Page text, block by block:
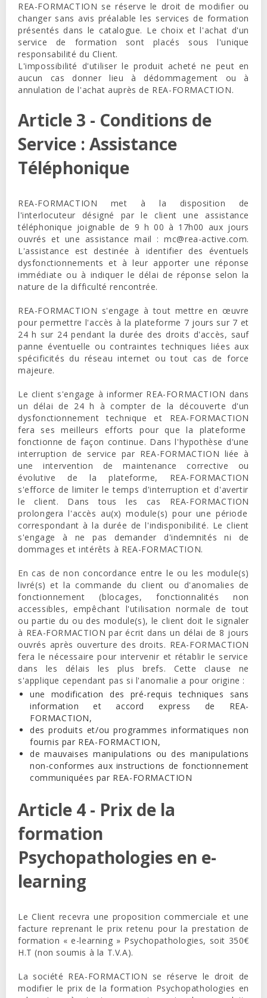
REA-FORMACTION se réserve le droit de modifier ou
changer sans avis préalable les services de formation
présentés dans le catalogue. Le choix et l'achat d'un
service de formation sont placés sous l'unique
responsabilité du Client.
L'impossibilité d'utiliser le produit acheté ne peut en
aucun cas donner lieu à dédommagement ou à
annulation de l'achat auprès de REA-FORMACTION.
Article 3 - Conditions de
Service : Assistance
Téléphonique
REA-FORMACTION met à la disposition de
l'interlocuteur désigné par le client une assistance
téléphonique joignable de 9 h 00 à 17h00 aux jours
ouvrés et une assistance mail :mc@rea-active.com.
L'assistance est destinée à identifier des éventuels
dysfonctionnements et à leur apporter une réponse
immédiate ou à indiquer le délai de réponse selon la
nature de la difficulté rencontrée.
REA-FORMACTION s'engage à tout mettre en œuvre
pour permettre l'accès à la plateforme 7 jours sur 7 et
24 h sur 24 pendant la durée des droits d'accès, sauf
panne éventuelle ou contraintes techniques liées aux
spécificités du réseau internet ou tout cas de force
majeure.
Le client s'engage à informer REA-FORMACTION dans
un délai de 24 h à compter de la découverte d'un
dysfonctionnement technique et REA-FORMACTION
fera ses meilleurs efforts pour que la plateforme
fonctionne de façon continue. Dans l'hypothèse d'une
interruption de service par REA-FORMACTION liée à
une intervention de maintenance corrective ou
évolutive de la plateforme, REA-FORMACTION
s'efforce de limiter le temps d'interruption et d'avertir
le client. Dans tous les cas REA-FORMACTION
prolongera l'accès au(x) module(s) pour une période
correspondant à la durée de l'indisponibilité. Le client
s'engage à ne pas demander d'indemnités ni de
dommages et intérêts à REA-FORMACTION.
En cas de non concordance entre le ou les module(s)
livré(s) et la commande du client ou d'anomalies de
fonctionnement (blocages, fonctionnalités non
accessibles, empêchant l'utilisation normale de tout
ou partie du ou des module(s), le client doit le signaler
à REA-FORMACTION par écrit dans un délai de 8 jours
ouvrés après ouverture des droits. REA-FORMACTION
fera le nécessaire pour intervenir et rétablir le service
dans les délais les plus brefs. Cette clause ne
s'applique cependant pas si l'anomalie a pour origine :
une modification des pré-requis techniques sans
information et accord express de REA-
FORMACTION,
des produits et/ou programmes informatiques non
fournis par REA-FORMACTION,
de mauvaises manipulations ou des manipulations
non-conformes aux instructions de fonctionnement
communiquées par REA-FORMACTION
Article 4 - Prix de la
formation
Psychopathologies en e-
learning
Le Client recevra une proposition commerciale et une
facture reprenant le prix retenu pour la prestation de
formation « e-learning » Psychopathologies, soit 350€
H.T (non soumis à la T.V.A).
La société REA-FORMACTION se réserve le droit de
modifier le prix de la formation Psychopathologies en